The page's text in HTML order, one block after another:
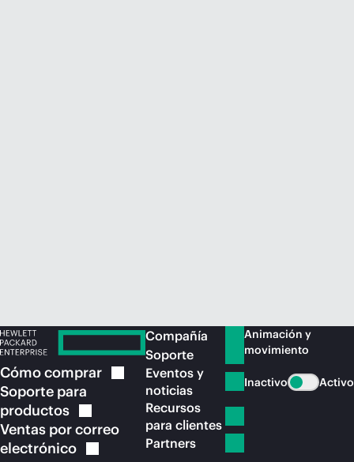
Cómocomprar
Soporte para
productos
Ventas por correo
electrónico
Compañía
Soporte
Eventos y
noticias
Recursos
para clientes
Partners
Animación y
movimiento
Inactivo Activo